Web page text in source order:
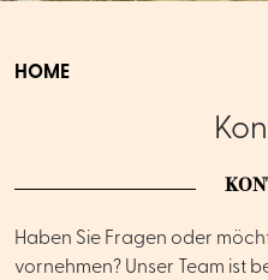
HOME
Haben Sie Fragen oder
vornehmen? Unser Team ist